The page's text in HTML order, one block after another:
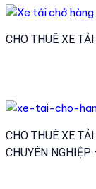
CHO THUÊ XE
CHO THUÊ XE
CHUYÊN NGHIỆP